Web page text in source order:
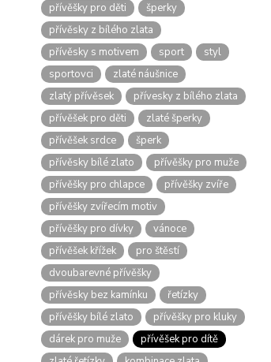
přívěšky pro děti
šperky
přívěsky z bílého zlata
přívěsky s motivem
sport
styl
sportovci
zlaté náušnice
zlatý přívěsek
přívesky z bílého zlata
přívěšek pro děti
zlaté šperky
přívěšek srdce
šperk
přívěsky bílé zlato
přívěšky pro muže
přívěšky pro chlapce
přívěšky zvíře
přívěšky zvířecím motiv
přívěšky pro dívky
vánoce
přívěšek křížek
pro štěstí
dvoubarevné přívěšky
přívěsky bez kamínku
řetízky
přívěšky bílé zlato
přívěšky pro kluky
dárek pro muže
přívěšek pro dítě